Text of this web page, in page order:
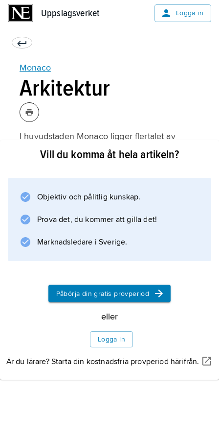
Uppslagsverket Logga in
Monaco
Arkitektur
I huvudstaden Monaco ligger flertalet av
Monacos mest framträdande byggnader, bl.a.
Océanographique (grundat 1910) med stort
akvarium. Här finns också flera parker; Jardin
droppstensgrotta är den mest kända.
Information om artikeln
Vill du komma åt hela artikeln?
Objektiv och pålitlig kunskap.
Prova det, du kommer att gilla det!
Marknadsledare i Sverige.
Påbörja din gratis provperiod
eller
Logga in
Är du lärare? Starta din kostnadsfria provperiod härifrån.